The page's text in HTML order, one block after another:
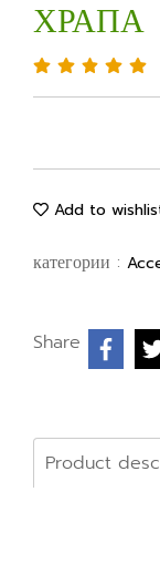
ХРАПА
Add to
категории :
Share
Product